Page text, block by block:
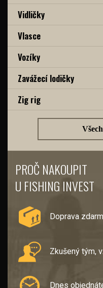
Vidličky
Vlasce
Vozíky
Zavážecí lodičky
Zig rig
PROČ NAKOUPIT
U FISHING INVEST
Doprava
Zkušený tým,
Dnes